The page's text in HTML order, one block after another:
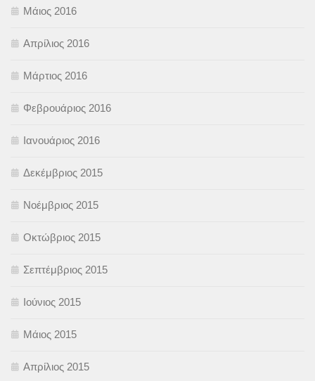
Μάιος 2016
Απρίλιος 2016
Μάρτιος 2016
Φεβρουάριος 2016
Ιανουάριος 2016
Δεκέμβριος 2015
Νοέμβριος 2015
Οκτώβριος 2015
Σεπτέμβριος 2015
Ιούνιος 2015
Μάιος 2015
Απρίλιος 2015